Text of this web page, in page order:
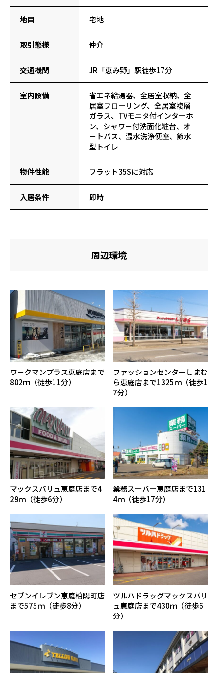
地目 宅地
取引態様 仲介
交通機関 JR「恵み野」駅徒歩17分
室内設備
省エネ給湯器、全居室収納、全
居室フローリング、全居室複層
ガラス、TVモニタ付インターホ
ン、シャワー付洗面化粧台、オ
ートバス、温水洗浄便座、節水
型トイレ
物件性能 フラット35Sに対応
入居条件 即時
周辺環境
ワークマンプラス恵庭店まで
802ｍ（徒歩11分）
ファッションセンターしまむ
ら恵庭店まで1325ｍ（徒歩1
7分）
マックスバリュ恵庭店まで4
29ｍ（徒歩6分）
業務スーパー恵庭店まで131
4ｍ（徒歩17分）
セブンイレブン恵庭柏陽町店
まで575ｍ（徒歩8分）
ツルハドラッグマックスバリ
ュ恵庭店まで430ｍ（徒歩6
分）